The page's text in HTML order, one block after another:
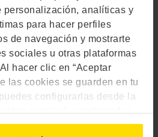
personalización, analíticas y
para hacer perfiles
de navegación y mostrarte
sociales u otras plataformas
hacer clic en “Aceptar
las cookies se guarden en tu
configurarlas desde la
cookies" o rechazarlas.
consultaaquí.